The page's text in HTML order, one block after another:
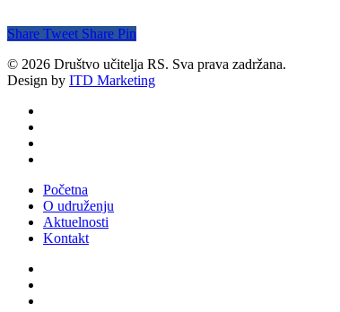
Share Tweet Share Pin
© 2026 Društvo učitelja RS. Sva prava zadržana.
Design by ITD Marketing
Close
Menu
Početna
O udruženju
Aktuelnosti
Kontakt